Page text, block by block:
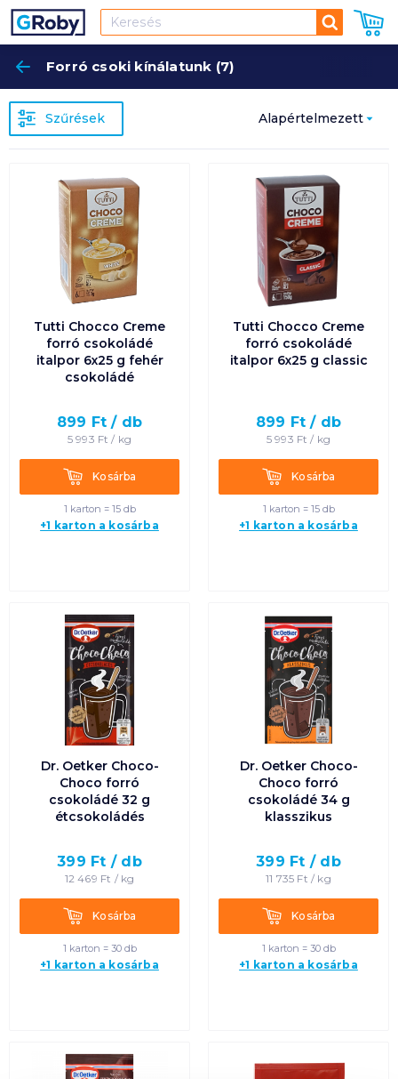
Keresés
Forró csoki kínálatunk (7)
Szűrések Alapértelmezett
szerint
Alapértelmezett
Ár szerint
növekvő
Ár szerint
csökkenő
növekvő
Egységár szerint
csökkenő
Termék neve A-Z
Tutti Chocco Creme
forró csokoládé
italpor 6x25 g fehér
csokoládé
899 Ft / db
5 993 Ft / kg
KosárbaKosárba
1 karton = 15 db
+1 karton a kosárba
Tutti Chocco Creme
forró csokoládé
italpor 6x25 g classic
899 Ft / db
5 993 Ft / kg
KosárbaKosárba
1 karton = 15 db
+1 karton a kosárba
Dr. Oetker Choco-
Choco forró
csokoládé 32 g
étcsokoládés
399 Ft / db
12 469 Ft / kg
KosárbaKosárba
1 karton = 30 db
+1 karton a kosárba
Dr. Oetker Choco-
Choco forró
csokoládé 34 g
klasszikus
399 Ft / db
11 735 Ft / kg
KosárbaKosárba
1 karton = 30 db
+1 karton a kosárba